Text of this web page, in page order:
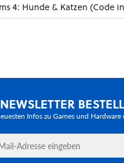
4: Hunde & Katzen (Code
NEWSLETTER
Infos zu Games und